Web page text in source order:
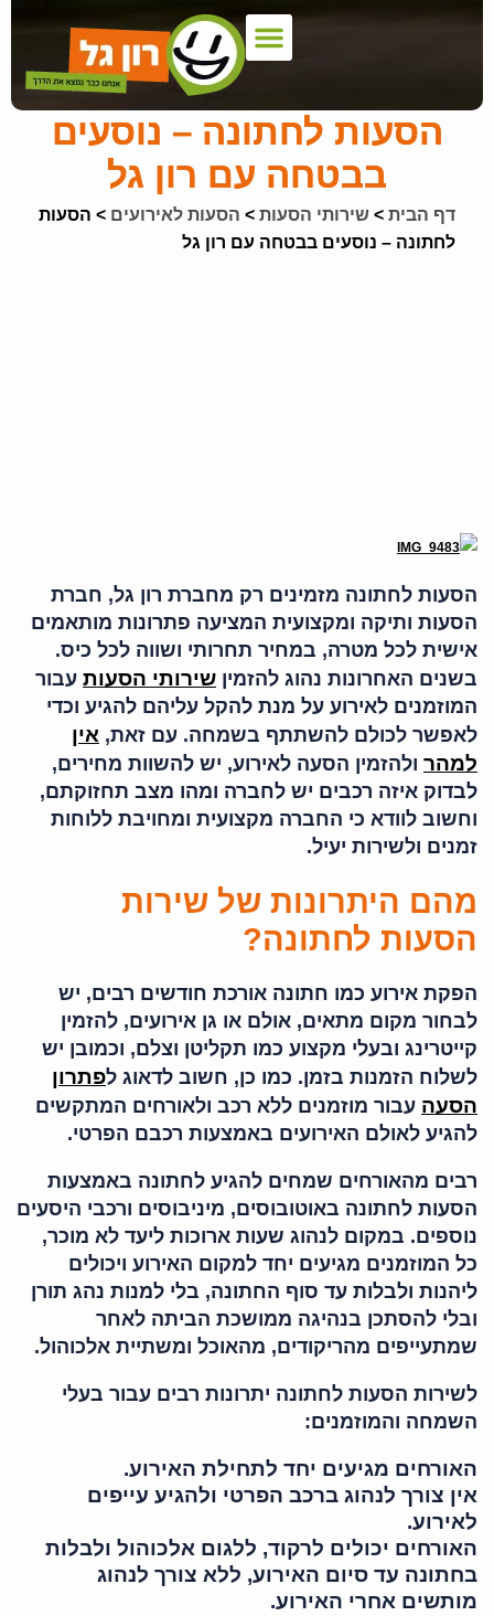
הסעות לחתונה – נוסעים
בבטחה עם רון גל
דף הבית > שירותי הסעות > הסעות לאירועים > הסעות
לחתונה – נוסעים בבטחה עם רון גל
הסעות לחתונה מזמינים רק מחברת רון גל, חברת
הסעות ותיקה ומקצועית המציעה פתרונות מותאמים
אישית לכל מטרה, במחיר תחרותי ושווה לכל כיס.
בשנים האחרונות נהוג להזמין שירותי הסעות עבור
המוזמנים לאירוע על מנת להקל עליהם להגיע וכדי
לאפשר לכולם להשתתף בשמחה. עם זאת, אין
למהר ולהזמין הסעה לאירוע, יש להשוות מחירים,
לבדוק איזה רכבים יש לחברה ומהו מצב תחזוקתם,
וחשוב לוודא כי החברה מקצועית ומחויבת ללוחות
זמנים ולשירות יעיל.
מהם היתרונות של שירות
הסעות לחתונה?
הפקת אירוע כמו חתונה אורכת חודשים רבים, יש
לבחור מקום מתאים, אולם או גן אירועים, להזמין
קייטרינג ובעלי מקצוע כמו תקליטן וצלם, וכמובן יש
לשלוח הזמנות בזמן. כמו כן, חשוב לדאוג לפתרון
הסעה עבור מוזמנים ללא רכב ולאורחים המתקשים
להגיע לאולם האירועים באמצעות רכבם הפרטי.
רבים מהאורחים שמחים להגיע לחתונה באמצעות
הסעות לחתונה באוטובוסים, מיניבוסים ורכבי היסעים
נוספים. במקום לנהוג שעות ארוכות ליעד לא מוכר,
כל המוזמנים מגיעים יחד למקום האירוע ויכולים
ליהנות ולבלות עד סוף החתונה, בלי למנות נהג תורן
ובלי להסתכן בנהיגה ממושכת הביתה לאחר
שמתעייפים מהריקודים, מהאוכל ומשתיית אלכוהול.
לשירות הסעות לחתונה יתרונות רבים עבור בעלי
השמחה והמוזמנים:
האורחים מגיעים יחד לתחילת האירוע.
אין צורך לנהוג ברכב הפרטי ולהגיע עייפים
לאירוע.
האורחים יכולים לרקוד, ללגום אלכוהול ולבלות
בחתונה עד סיום האירוע, ללא צורך לנהוג
מותשים אחרי האירוע.